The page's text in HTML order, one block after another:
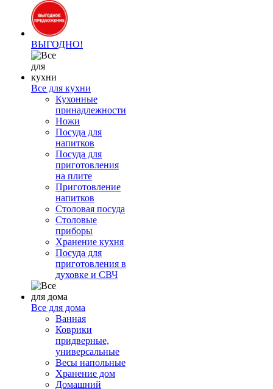
ВЫГОДНО!
Все для кухни
Кухонные
принадлежности
Ножи
Посуда для
напитков
Посуда для
приготовления
на плите
Приготовление
напитков
Столовая посуда
Столовые
приборы
Хранение кухня
Посуда для
приготовления в
духовке и СВЧ
Все для дома
Ванная
Коврики
придверные,
универсальные
Весы напольные
Хранение дом
Домашний